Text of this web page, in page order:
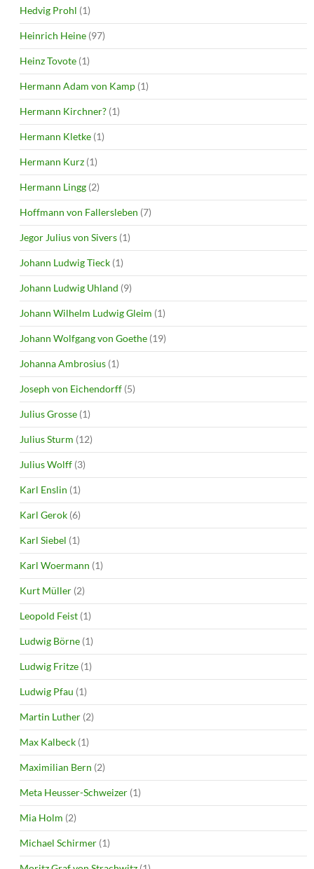
Hedvig Prohl (1)
Heinrich Heine (97)
Heinz Tovote (1)
Hermann Adam von Kamp (1)
Hermann Kirchner? (1)
Hermann Kletke (1)
Hermann Kurz (1)
Hermann Lingg (2)
Hoffmann von Fallersleben (7)
Jegor Julius von Sivers (1)
Johann Ludwig Tieck (1)
Johann Ludwig Uhland (9)
Johann Wilhelm Ludwig Gleim (1)
Johann Wolfgang von Goethe (19)
Johanna Ambrosius (1)
Joseph von Eichendorff (5)
Julius Grosse (1)
Julius Sturm (12)
Julius Wolff (3)
Karl Enslin (1)
Karl Gerok (6)
Karl Siebel (1)
Karl Woermann (1)
Kurt Müller (2)
Leopold Feist (1)
Ludwig Börne (1)
Ludwig Fritze (1)
Ludwig Pfau (1)
Martin Luther (2)
Max Kalbeck (1)
Maximilian Bern (2)
Meta Heusser-Schweizer (1)
Mia Holm (2)
Michael Schirmer (1)